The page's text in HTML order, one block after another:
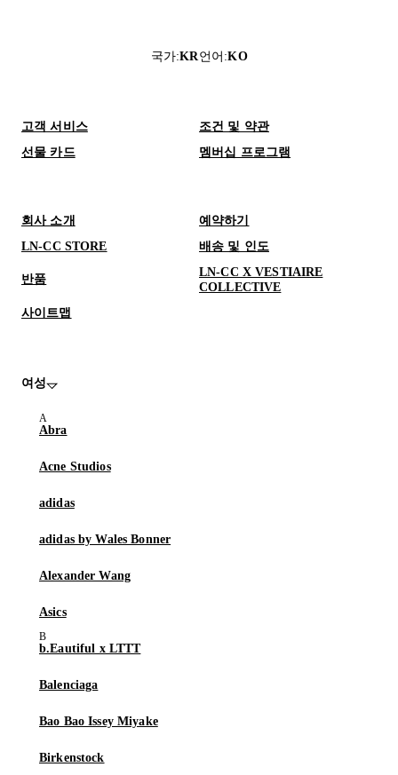
국가:KR 언어 :KO
고객 서비스
조건 및 약관
선물 카드
멤버십 프로그램
회사 소개
예약하기
LN-CC STORE
배송 및 인도
반품
LN-CC X VESTIAIRE
COLLECTIVE
사이트맵
여성
Abra
Acne Studios
adidas
adidas by Wales Bonner
Alexander Wang
Asics
b.Eautiful x LTTT
Balenciaga
Bao Bao Issey Miyake
Birkenstock